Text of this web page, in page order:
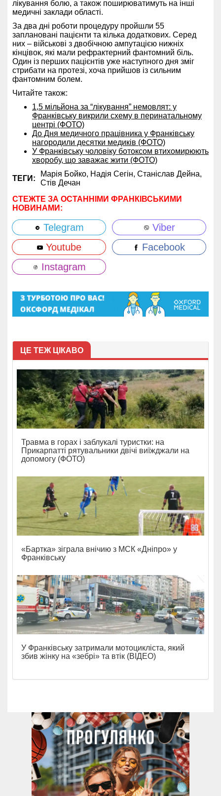
лікування болю, а також поширюватимуть на інші
медичні заклади області.
За два дні роботи процедуру пройшли 55
заплановані пацієнти та кілька додаткових. Серед
них – військові з двобічною ампутацією нижніх
кінцівок, які мали рефрактерний фантомний біль.
Один із перших пацієнтів уже наступного дня зміг
стрибати на протезі, хоча прийшов із сильним
фантомним болем.
Читайте також:
1,5 мільйона за “лікування” немовлят: у
Франківську викрили схему в перинатальному
центрі (ФОТО)
До Дня медичного працівника у Франківську
нагородили десятки медиків (ФОТО)
У Франківську чоловіку ботоксом втихомирюють
хворобу, що заважає жити (ФОТО)
ТЕГИ:
Марія Бойко, Надія Сегін, Станіслав Дейна,
Стів Дечан
СТЕЖТЕ ЗА ОСТАННІМИ ФРАНКІВСЬКИМИ
НОВИНАМИ:
Telegram
Viber
Youtube
Facebook
Instagram
ЦЕ ТЕЖ ЦІКАВО
Травма в горах і заблукалі туристки: на
Прикарпатті рятувальники двічі виїжджали на
допомогу (ФОТО)
«Бартка» зіграла внічию з МСК «Дніпро» у
Франківську
У Франківську затримали мотоцикліста, який
збив жінку на «зебрі» та втік (ВІДЕО)